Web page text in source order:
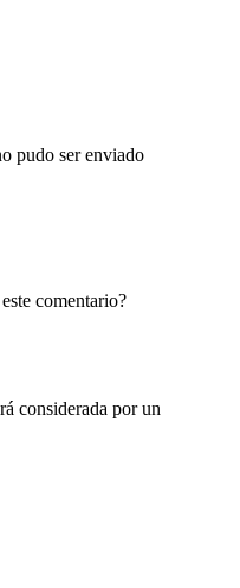
pudo ser enviado
comentario?
considerada por un